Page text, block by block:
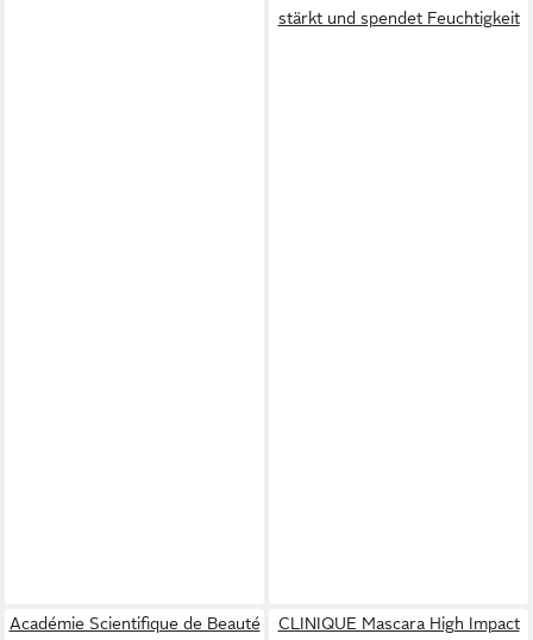
stärkt und spendet Feuchtigkeit
Académie Scientifique de Beauté
CLINIQUE Mascara High Impact